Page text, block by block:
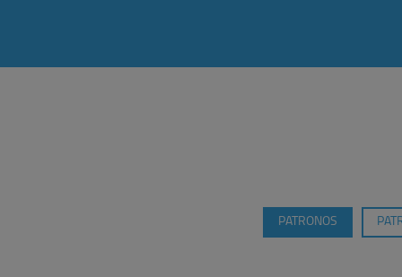
PATRONOS